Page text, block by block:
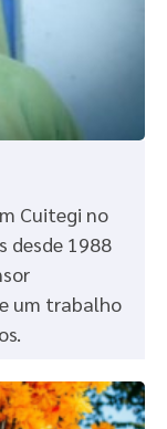
Cuitegi no
desde 1988
um trabalho